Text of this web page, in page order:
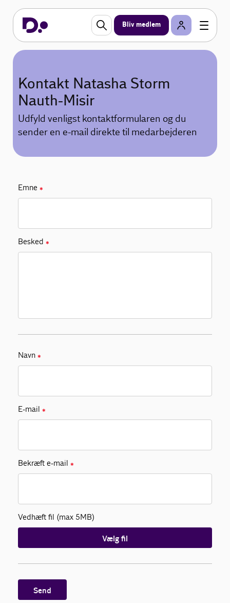
Bliv medlem
Kontakt Natasha Storm
Nauth-Misir
Udfyld venligst kontaktformularen og du
sender en e-mail direkte til medarbejderen
Emne ✱
Besked ✱
Navn ✱
E-mail ✱
Bekræft e-mail ✱
Vedhæft fil (max 5MB)
Vælg fil
Send